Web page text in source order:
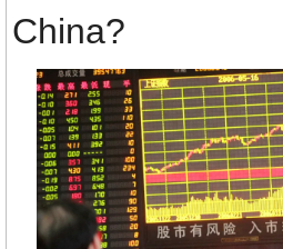
China?